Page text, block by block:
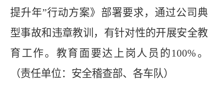
提升年”行动方案》 部署要求，通过公司典
型事故和违章教训 ，有针对性的开展安全教
育工作。教育面要达上岗人员的 100%。
（责任单位：安全稽查部、各车队）